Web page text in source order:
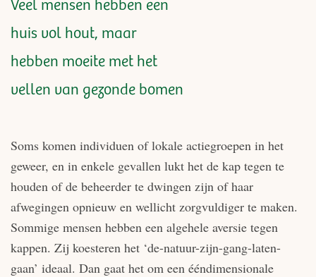
Veel mensen hebben een
huis vol hout, maar
hebben moeite met het
vellen van gezonde bomen
Soms komen individuen of lokale actiegroepen in het
geweer, en in enkele gevallen lukt het de kap tegen te
houden of de beheerder te dwingen zijn of haar
afwegingen opnieuw en wellicht zorgvuldiger te maken.
Sommige mensen hebben een algehele aversie tegen
kappen. Zij koesteren het ‘de-natuur-zijn-gang-laten-
gaan’ ideaal. Dan gaat het om een ééndimensionale